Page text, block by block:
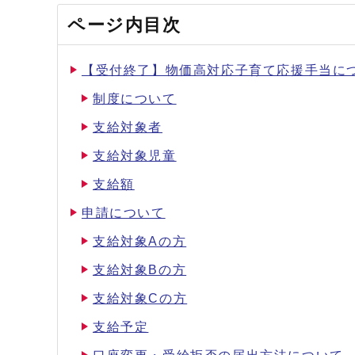
ページ内目次
【受付終了】物価高対応子育て応援手当に
制度について
支給対象者
支給対象児童
支給額
申請について
支給対象Aの方
支給対象Bの方
支給対象Cの方
支給予定